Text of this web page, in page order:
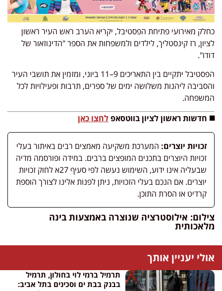
כחלק מאירועי פתיחת הפסטיבל, יקריא הערב ראש העיר ראשון
לציון, רז קינסטליך, לילדים ולמשפחות את הספר "הדינוזאור של
דודו".
הפסטיבל יתקיים בין התאריכים 9–11 ביוני, ומזמין את תושבי העיר
והסביבה ליהנות משלושה ימים של ספרים, תרבות ופעילויות לכל
המשפחה.
◼️ חדשות ראשון לציון בווטסאפלחצו כאן
זכויות יוצרים: המערכת משקיעה מאמצים רבים באיתור בעלי
זכויות היוצרים בתכנים המופצים ברבים. במידה ופורסמה מדיה
שבעליה אינו ידוע, השימוש נעשה לפי סעיף 27א לחוק זכויות
יוצרים. אם הנכם בעלי הזכויות, ניתן לפנות אלינו לצורך הוספת
קרדיט או הסרת התוכן.
צילום: אילוסטרציה שנוצרה באמצעות בינה
מלאכותית
אולי יעניין אותך
תרמיל ברמי לוי בחולון, תרמיל
בבנק בבת ים וסכינים בתל אביב: